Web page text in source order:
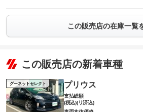
この販売店の在庫一覧
この販売店の新着車種
グーネットセレクト プリウス
支払総額
(税込)(リ済込)